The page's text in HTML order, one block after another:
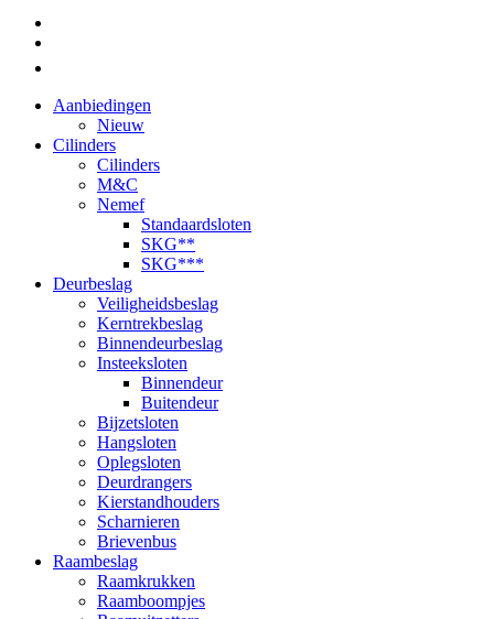
Aanbiedingen
Nieuw
Cilinders
Cilinders
M&C
Nemef
Standaardsloten
SKG**
SKG***
Deurbeslag
Veiligheidsbeslag
Kerntrekbeslag
Binnendeurbeslag
Insteeksloten
Binnendeur
Buitendeur
Bijzetsloten
Hangsloten
Oplegsloten
Deurdrangers
Kierstandhouders
Scharnieren
Brievenbus
Raambeslag
Raamkrukken
Raamboompjes